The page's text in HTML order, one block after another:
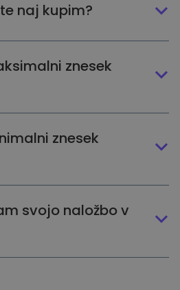
naj kupim?
znesek
znesek
svojo naložbo v